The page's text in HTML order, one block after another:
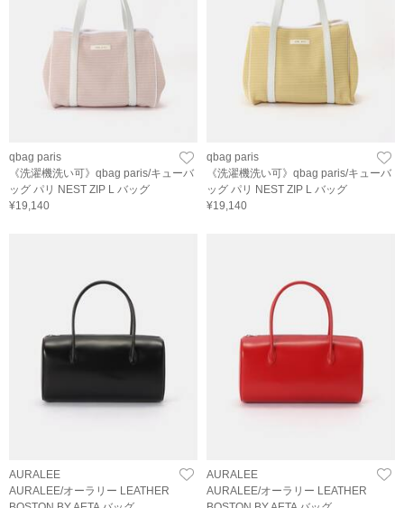
qbag paris
《洗濯機洗い可》qbag paris/キューバ
ッグ パリ NEST ZIP L バッグ
¥19,140
qbag paris
《洗濯機洗い可》qbag paris/キューバ
ッグ パリ NEST ZIP L バッグ
¥19,140
AURALEE
AURALEE/オーラリー LEATHER
AURALEE
AURALEE/オーラリー LEATHER